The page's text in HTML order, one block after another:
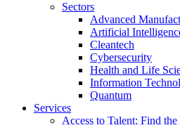
Sectors
Advanced
Artificial
Cleantech
Cybersecurity
Health and Life
Information
Quantum
Services
Access to Talent: Find